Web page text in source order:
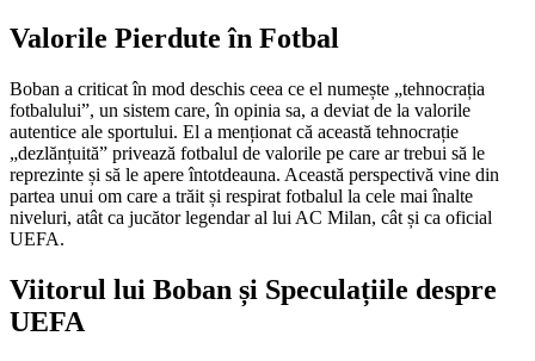
Valorile Pierdute în Fotbal
Boban a criticat în mod deschis ceea ce el numește „tehnocrația
fotbalului”, un sistem care, în opinia sa, a deviat de la valorile
autentice ale sportului. El a menționat că această tehnocrație
„dezlănțuită” privează fotbalul de valorile pe care ar trebui să le
reprezinte și să le apere întotdeauna. Această perspectivă vine din
partea unui om care a trăit și respirat fotbalul la cele mai înalte
niveluri, atât ca jucător legendar al lui AC Milan, cât și ca oficial
UEFA.
Viitorul lui Boban și Speculațiile despre
UEFA